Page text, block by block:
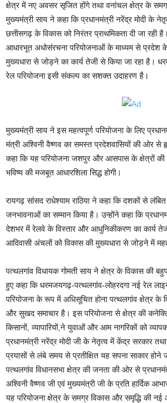
क्षेत्र में नए अवसर सृजित होंगे तथा वनांचल क्षेत्र के
मुख्यमंत्री साय ने कहा कि प्रधानमंत्री नरेंद्र मोदी के
छत्तीसगढ़ के विकास को निरंतर प्राथमिकता दी जा
आधारभूत अधोसंरचना परियोजनाओं के माध्यम से प्रदेश के
मुख्यधारा से जोड़ने का कार्य तेजी से किया जा रहा है।
रेल परियोजना इसी संकल्प का सशक्त उदाहरण है।
मुख्यमंत्री साय ने इस महत्वपूर्ण परियोजना के लिए
मंत्री अश्विनी वैष्णव का समस्त प्रदेशवासियों की ओर
कहा कि यह परियोजना जशपुर और आसपास के क्षेत्रों
भविष्य की मजबूत आधारशिला सिद्ध होगी।
रायगढ़ सांसद राधेश्याम राठिया ने कहा कि दशकों से
जनभावनाओं का सम्मान किया है। उन्होंने कहा कि
देशभर में रेलवे के विस्तार और आधुनिकीकरण का कार्य
आदिवासी अंचलों को विकास की मुख्यधारा से जोड़ने में
पत्थलगांव विधायक गोमती साय ने क्षेत्र के विकास की
हुए कहा कि धरमजयगढ़-पत्थलगांव-लोहरदगा नई रेल
परियोजना के रूप में अधिसूचित होना पत्थलगांव क्षेत्र के
और सुखद समाचार है। इस परियोजना से क्षेत्र की
किसानों, व्यापारियों,ने युवाओं और आम नागरिकों को
प्रधानमंत्री नरेंद्र मोदी जी के नेतृत्व में केंद्र सरकार
प्रयासों से लंबे समय से प्रतीक्षित यह सपना साकार होने
पत्थलगांव विधानसभा क्षेत्र की जनता की ओर से
अश्विनी वैष्णव जी एवं मुख्यमंत्री जी के प्रति हार्दिक
यह परियोजना क्षेत्र के समग्र विकास और समृद्धि की नई